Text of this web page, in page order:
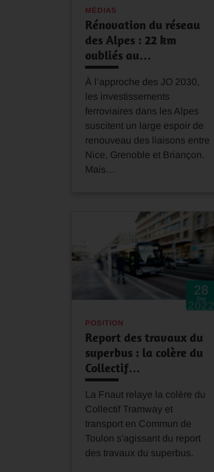
MÉDIAS
Rénovation du réseau
des Alpes : 22 km
oubliés au…
À l’approche des JO 2030,
les investissements
ferroviaires dans les Alpes
suscitent un large espoir de
renouveau des liaisons entre
Nice, Grenoble et Briançon.
Mais…
28
Sep
2022
POSITION
Report des travaux du
superbus : la colère du
Collectif…
La Fnaut relaye la colère du
Collectif Tramway et
transport en Commun de
Toulon s'agissant du report
des travaux du superbus.